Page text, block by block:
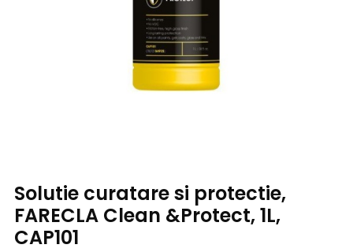
Solutie curatare si protectie,
FARECLA Clean &Protect, 1L,
CAP101